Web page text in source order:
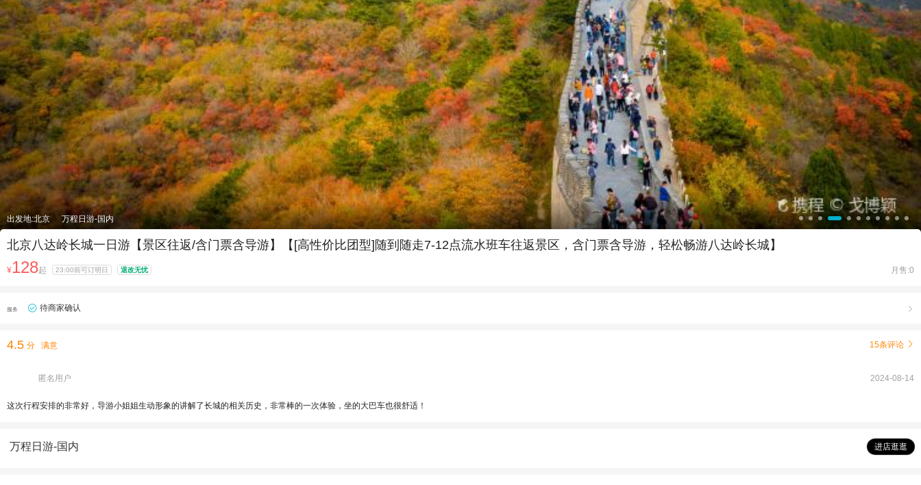
出发地:北京 万程日游-国内
北京八达岭长城一日游【景区往返/含门票含导游】【[高性价比团型]随到随走7-12点流水班车往返景区，含门票含导游，轻松畅游八达岭长城】
¥128起 23:00前可订明日 退改无忧 月售:0
服务 待商家确认 
4.5 分 满意 15条评论 
匿名用户 2024-08-14
这次行程安排的非常好，导游小姐姐生动形象的讲解了长城的相关历史，非常棒的一次体验，坐的大巴车也很舒适！
万程日游-国内 进店逛逛